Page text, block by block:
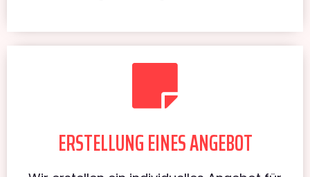
ERSTELLUNG EINES ANGEBOT